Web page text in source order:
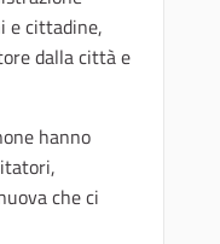
e cittadine,
dalla città e
hanno
che ci